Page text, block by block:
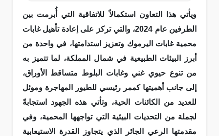
ويأتي هذا التعاون استكمالاً للاتفاقية التي أُبرمت بين
الطرفين عام 2024، والتي تركز على إعادة تأهيل غابات
محمية غابات اليرموك وتعزيز استدامتها، في واحدة من
أبرز البيئات الطبيعية في شمال المملكة، لما تتميز به
من تنوع حيوي غني وغابات البلوط متساقط الأوراق،
إلى جانب أهميتها كممر رئيسي للطيور المهاجرة وموئل
للعديد من الكائنات الحية، وتأتي هذه الجهود استجابةً
لجملة من التحديات البيئية التي تواجهها المحمية، وفي
مقدمتها الرعي الجائر الذي يتجاوز القدرة الاستيعابية